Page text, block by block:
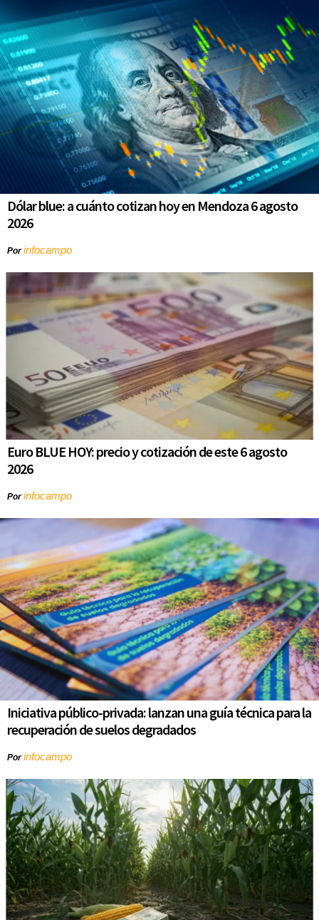
Dólar blue: a cuánto cotizan hoy en Mendoza 6 agosto
2026
Porinfocampo
Euro BLUE HOY: precio y cotización de este 6 agosto
2026
Porinfocampo
Iniciativa público-privada: lanzan una guía técnica para la
recuperación de suelos degradados
Porinfocampo